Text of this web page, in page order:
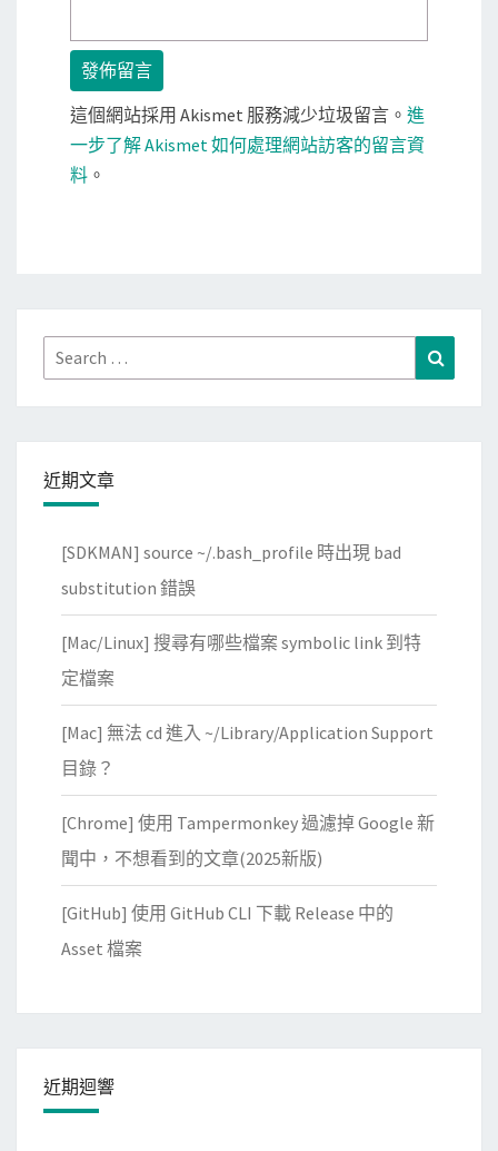
這個網站採用 Akismet 服務減少垃圾留言。 進
一步了解 Akismet 如何處理網站訪客的留言資
料 。
Search
for:
近期文章
[SDKMAN] source ~/.bash_profile 時出現 bad
substitution 錯誤
[Mac/Linux] 搜尋有哪些檔案 symbolic link 到特
定檔案
[Mac] 無法 cd 進入 ~/Library/Application Support
目錄？
[Chrome] 使用 Tampermonkey 過濾掉 Google 新
聞中，不想看到的文章(2025新版)
[GitHub] 使用 GitHub CLI 下載 Release 中的
Asset 檔案
近期迴響